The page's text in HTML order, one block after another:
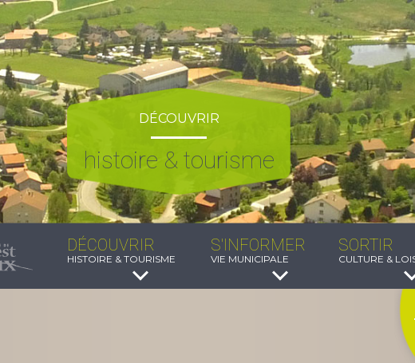
DÉCOUVRIR
histoire & tourisme
DÉCOUVRIR
HISTOIRE & TOURISME
S'INFORMER
VIE MUNICIPALE
SORTIR
CULTURE &